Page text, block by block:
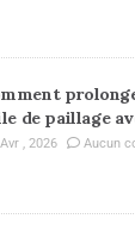
de paillage
, 2026 Aucun